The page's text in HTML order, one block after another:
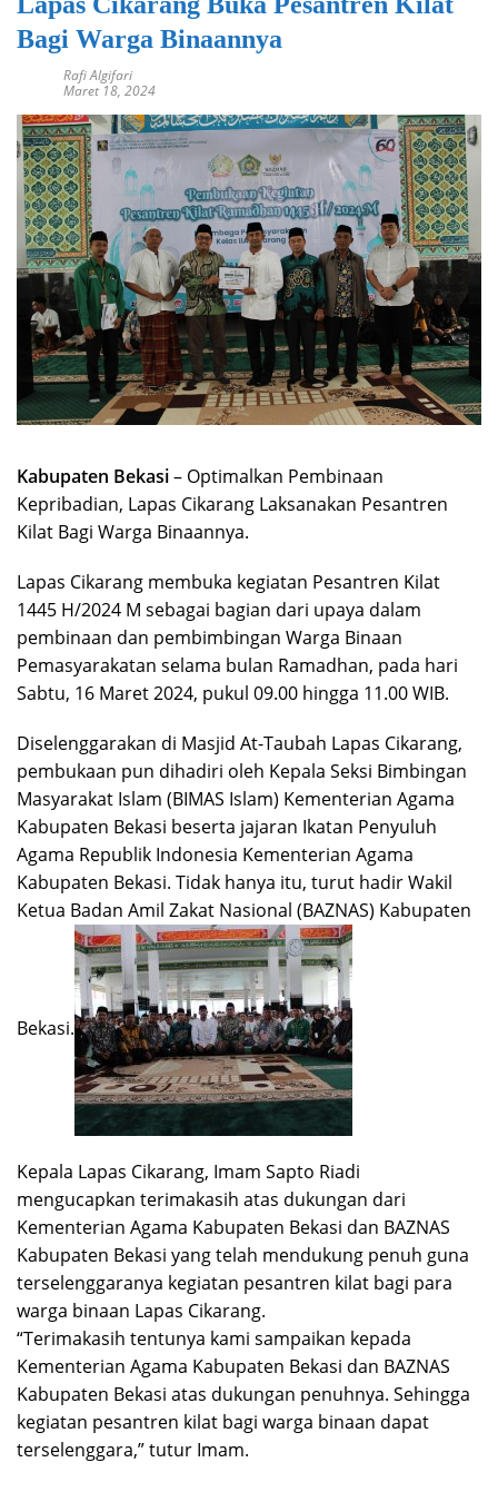
Bagi Warga Binaannya
Rafi Algifari
Maret 18, 2024
Kabupaten Bekasi– Optimalkan Pembinaan
Kepribadian, Lapas Cikarang Laksanakan Pesantren
Kilat Bagi Warga Binaannya.
Lapas Cikarang membuka kegiatan Pesantren Kilat
1445 H/2024 M sebagai bagian dari upaya dalam
pembinaan dan pembimbingan Warga Binaan
Pemasyarakatan selama bulan Ramadhan, pada hari
Sabtu, 16 Maret 2024, pukul 09.00 hingga 11.00 WIB.
Diselenggarakan di Masjid At-Taubah Lapas Cikarang,
pembukaan pun dihadiri oleh Kepala Seksi Bimbingan
Masyarakat Islam (BIMAS Islam) Kementerian Agama
Kabupaten Bekasi beserta jajaran Ikatan Penyuluh
Agama Republik Indonesia Kementerian Agama
Kabupaten Bekasi. Tidak hanya itu, turut hadir Wakil
Ketua Badan Amil Zakat Nasional (BAZNAS) Kabupaten
Bekasi.
Kepala Lapas Cikarang, Imam Sapto Riadi
mengucapkan terimakasih atas dukungan dari
Kementerian Agama Kabupaten Bekasi dan BAZNAS
Kabupaten Bekasi yang telah mendukung penuh guna
terselenggaranya kegiatan pesantren kilat bagi para
warga binaan Lapas Cikarang.
“Terimakasih tentunya kami sampaikan kepada
Kementerian Agama Kabupaten Bekasi dan BAZNAS
Kabupaten Bekasi atas dukungan penuhnya. Sehingga
kegiatan pesantren kilat bagi warga binaan dapat
terselenggara,” tutur Imam.